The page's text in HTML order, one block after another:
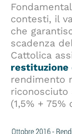
contesti, il
che
scadenza
Cattolica
rendimento
riconosciuto
(1,5% + 75%